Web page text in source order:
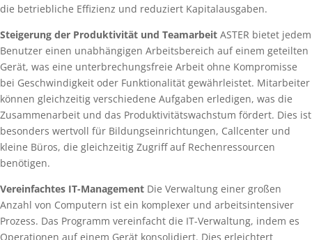
die betriebliche Effizienz und reduziert Kapitalausgaben.
Steigerung der Produktivität und Teamarbeit ASTER bietet jedem
Benutzer einen unabhängigen Arbeitsbereich auf einem geteilten
Gerät, was eine unterbrechungsfreie Arbeit ohne Kompromisse
bei Geschwindigkeit oder Funktionalität gewährleistet. Mitarbeiter
können gleichzeitig verschiedene Aufgaben erledigen, was die
Zusammenarbeit und das Produktivitätswachstum fördert. Dies ist
besonders wertvoll für Bildungseinrichtungen, Callcenter und
kleine Büros, die gleichzeitig Zugriff auf Rechenressourcen
benötigen.
Vereinfachtes IT-Management Die Verwaltung einer großen
Anzahl von Computern ist ein komplexer und arbeitsintensiver
Prozess. Das Programm vereinfacht die IT-Verwaltung, indem es
Operationen auf einem Gerät konsolidiert. Dies erleichtert